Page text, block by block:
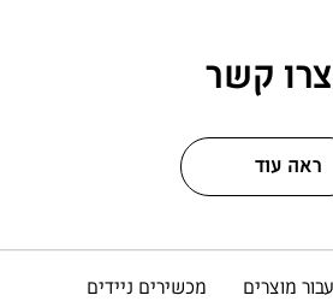
צרו קשר
ראה עוד
מוצרים
מכשירים ניידים